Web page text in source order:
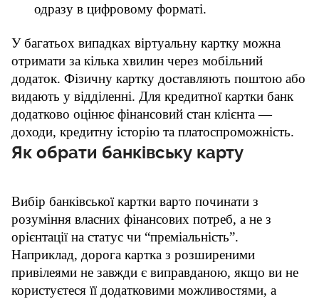
одразу в цифровому форматі.
У багатьох випадках віртуальну картку можна
отримати за кілька хвилин через мобільний
додаток. Фізичну картку доставляють поштою або
видають у відділенні. Для кредитної картки банк
додатково оцінює фінансовий стан клієнта —
доходи, кредитну історію та платоспроможність.
Як обрати банківську карту
Вибір банківської картки варто починати з
розуміння власних фінансових потреб, а не з
орієнтації на статус чи “преміальність”.
Наприклад, дорога картка з розширеними
привілеями не завжди є виправданою, якщо ви не
користуєтеся її додатковими можливостями, а